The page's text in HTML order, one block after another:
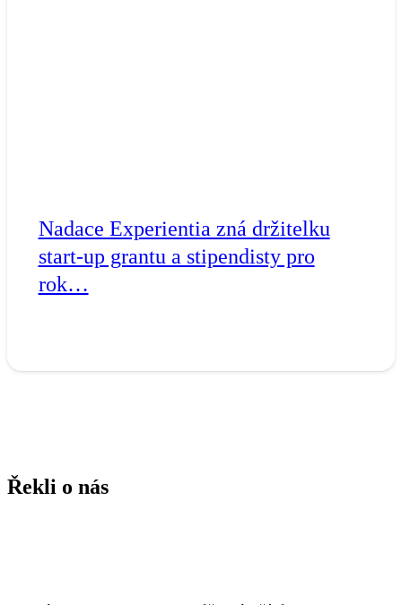
Nadace Experientia zná držitelku
start-up grantu a stipendisty pro
rok…
Řekli o nás